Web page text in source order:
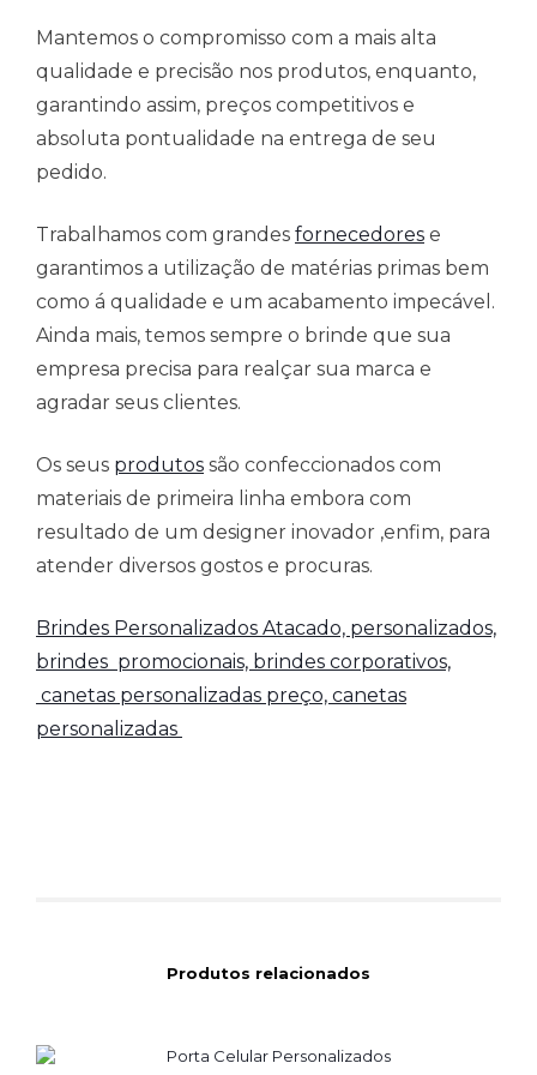
Mantemos o compromisso com a mais alta
qualidade e precisão nos produtos, enquanto,
garantindo assim, preços competitivos e
absoluta pontualidade na entrega de seu
pedido.
Trabalhamos com grandes fornecedores e
garantimos a utilização de matérias primas bem
como á qualidade e um acabamento impecável.
Ainda mais, temos sempre o brinde que sua
empresa precisa para realçar sua marca e
agradar seus clientes.
Os seus produtos são confeccionados com
materiais de primeira linha embora com
resultado de um designer inovador ,enfim, para
atender diversos gostos e procuras.
Brindes Personalizados Atacado, personalizados,
brindes promocionais, brindes corporativos,
canetas personalizadas preço, canetas
personalizadas
Produtos relacionados